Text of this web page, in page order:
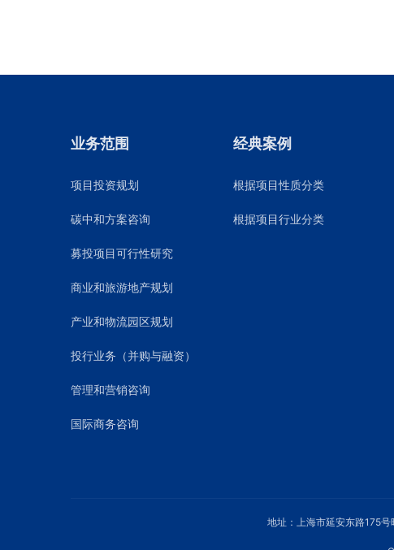
业务范围
项目投资规划
碳中和方案咨询
募投项目可行性研究
商业和旅游地产规划
产业和物流园区规划
投行业务（并购与融资）
管理和营销咨询
国际商务咨询
经典案例
根据项目性质分类
根据项目行业分类
地址：上海市延安东路175